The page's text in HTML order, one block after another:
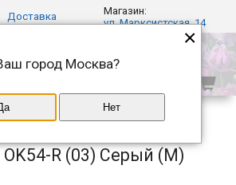
Доставка
Магазин:
ул. Марксистская, 14
Yoke»
OK54-R (03) Серый (M)
×
город Москва?
Нет